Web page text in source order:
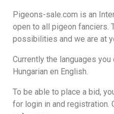
Pigeons-sale.com is an
open to all pigeon fanciers.
possibilities and we are at
Currently the languages you
Hungarian en English.
To be able to place a bid,
for login in and registration.